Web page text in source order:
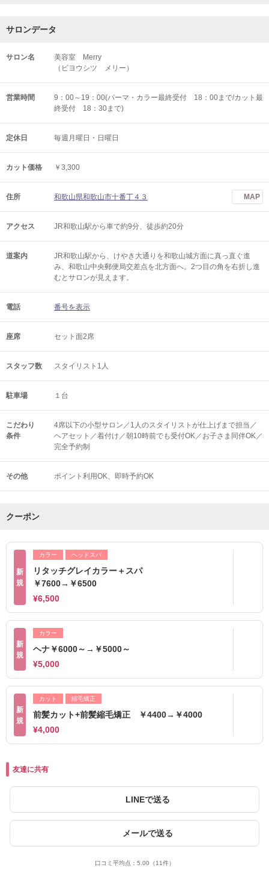
サロンデータ
サロン名
美容室 Merry
（ビヨウシツ メリー）
営業時間
9：00～19：00(パーマ・カラー最終受付 18：00まで/カット最
終受付 18：30まで)
定休日 毎週月曜日・日曜日
カット価格 ￥3,300
住所 和歌山県和歌山市十番丁４３ MAP
アクセス JR和歌山駅から車で約9分、徒歩約20分
道案内
JR和歌山駅から、けやき大通りを和歌山城方面に真っ直ぐ進
み、和歌山中央郵便局交差点を北方面へ。2つ目の角を右折し進
むとサロンが見えます。
電話 番号を表示
座席 セット面2席
スタッフ数 スタイリスト1人
駐車場 １台
こだわり
条件
4席以下の小型サロン／1人のスタイリストが仕上げまで担当／
ヘアセット／着付け／朝10時前でも受付OK／お子さま同伴OK／
完全予約制
その他 ポイント利用OK 即時予約OK
クーポン
新
規
カラー ヘッドスパ
リタッチグレイカラー＋スパ
￥7600→￥6500
¥6,500
新
規
カラー
ヘナ￥6000～→￥5000～
¥5,000
新
規
カット 縮毛矯正
前髪カット+前髪縮毛矯正 ￥4400→￥4000
¥4,000
友達に共有
LINEで送る
メールで送る
口コミ平均点： 5.00 （11件）